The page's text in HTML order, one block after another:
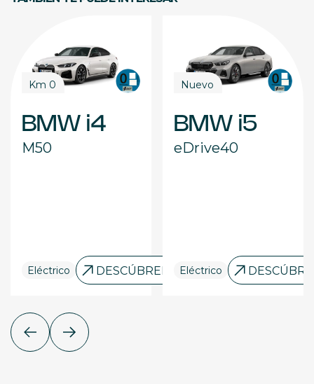
Km 0
BMW i4
M50
Eléctrico DESCÚBRELO
Nuevo
BMW i5
eDrive40
Eléctrico